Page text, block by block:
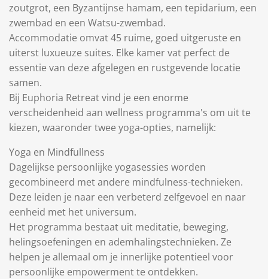
zoutgrot, een Byzantijnse hamam, een tepidarium, een
zwembad en een Watsu-zwembad.
Accommodatie omvat 45 ruime, goed uitgeruste en
uiterst luxueuze suites. Elke kamer vat perfect de
essentie van deze afgelegen en rustgevende locatie
samen.
Bij Euphoria Retreat vind je een enorme
verscheidenheid aan wellness programma's om uit te
kiezen, waaronder twee yoga-opties, namelijk:
Yoga en Mindfullness
Dagelijkse persoonlijke yogasessies worden
gecombineerd met andere mindfulness-technieken.
Deze leiden je naar een verbeterd zelfgevoel en naar
eenheid met het universum.
Het programma bestaat uit meditatie, beweging,
helingsoefeningen en ademhalingstechnieken. Ze
helpen je allemaal om je innerlijke potentieel voor
persoonlijke empowerment te ontdekken.